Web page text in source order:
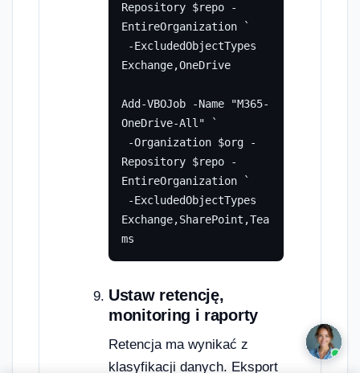
Repository $repo -
EntireOrganization `
Exchange,OneDrive
Add-VBOJob -Name "M365-
OneDrive-All" `
Repository $repo -
EntireOrganization `
Exchange,SharePoint,Tea
ms
Ustaw retencję,
monitoring i raporty
Retencja ma wynikać z
klasyfikacji danych. Eksport